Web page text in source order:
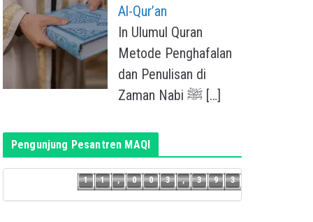
Al-Qur’an
In Ulumul Quran
Metode Penghafalan
dan Penulisan di
[…]
Pengunjung Pesantren MAQI
1
1
,
0
0
3
,
3
9 3